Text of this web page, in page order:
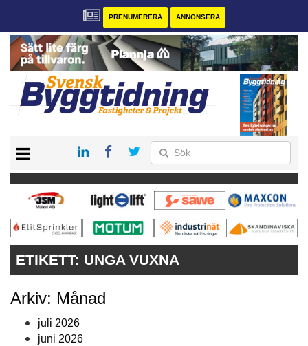
PRENUMERERA ANNONSERA
PRENUMERERA
VÅRA ANDRA MAGASIN
ANNONSERA
KONTAKT
ETIKETT: UNGA VUXNA
Arkiv: Månad
juli 2026
juni 2026